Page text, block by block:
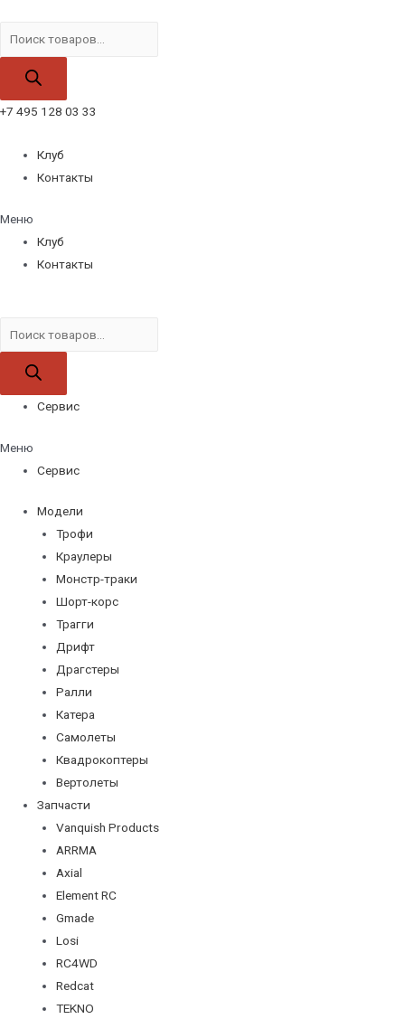
товаров
+7 495 128 03 33
Клуб
Контакты
Меню
Клуб
Контакты
товаров
Сервис
Меню
Сервис
Модели
Трофи
Краулеры
Монстр-траки
Шорт-корс
Трагги
Дрифт
Драгстеры
Ралли
Катера
Самолеты
Квадрокоптеры
Вертолеты
Запчасти
Vanquish Products
ARRMA
Axial
Element RC
Gmade
Losi
RC4WD
Redcat
TEKNO